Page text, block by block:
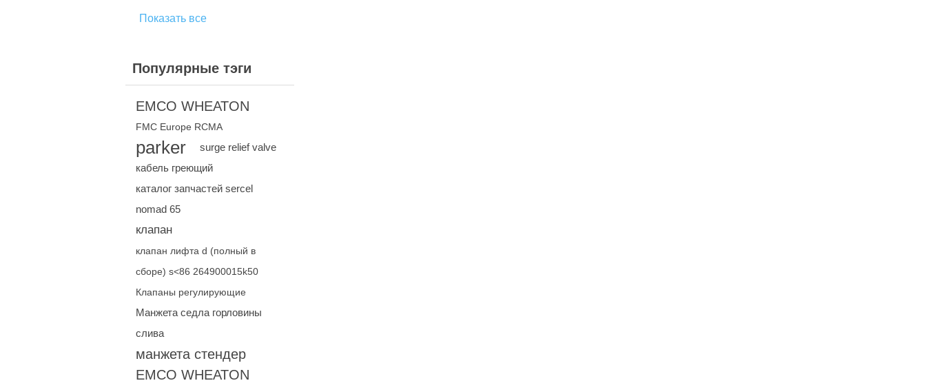
Показать все
Популярные тэги
EMCO WHEATON
FMC Europe RCMA
parker
surge relief valve
кабель греющий
каталог запчастей sercel
nomad 65
клапан
клапан лифта d (полный в
сборе) s<86 264900015k50
Клапаны регулирующие
Манжета седла горловины
слива
манжета стендер
EMCO WHEATON